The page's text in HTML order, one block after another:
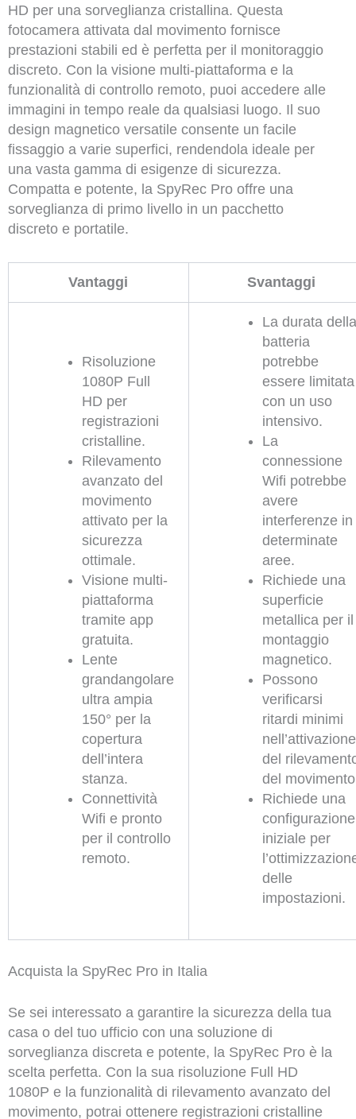
HD per una sorveglianza cristallina. Questa
fotocamera attivata dal movimento fornisce
prestazioni stabili ed è perfetta per il monitoraggio
discreto. Con la visione multi-piattaforma e la
funzionalità di controllo remoto, puoi accedere alle
immagini in tempo reale da qualsiasi luogo. Il suo
design magnetico versatile consente un facile
fissaggio a varie superfici, rendendola ideale per
una vasta gamma di esigenze di sicurezza.
Compatta e potente, la SpyRec Pro offre una
sorveglianza di primo livello in un pacchetto
discreto e portatile.
Vantaggi Svantaggi
Risoluzione
1080P Full
HD per
registrazioni
cristalline.
Rilevamento
avanzato del
movimento
attivato per la
sicurezza
ottimale.
Visione multi-
piattaforma
tramite app
gratuita.
Lente
grandangolare
ultra ampia
150° per la
copertura
dell’intera
stanza.
Connettività
Wifi e pronto
per il controllo
remoto.
La durata della
batteria
potrebbe
essere limitata
con un uso
intensivo.
La
connessione
Wifi potrebbe
avere
interferenze in
determinate
aree.
Richiede una
superficie
metallica per il
montaggio
magnetico.
Possono
verificarsi
ritardi minimi
nell’attivazione
del
del
Richiede una
configurazione
iniziale per
delle
impostazioni.
Acquista la SpyRec Pro in Italia
Se sei interessato a garantire la sicurezza della tua
casa o del tuo ufficio con una soluzione di
sorveglianza discreta e potente, la SpyRec Pro è la
scelta perfetta. Con la sua risoluzione Full HD
1080P e la funzionalità di rilevamento avanzato del
movimento, potrai ottenere registrazioni cristalline